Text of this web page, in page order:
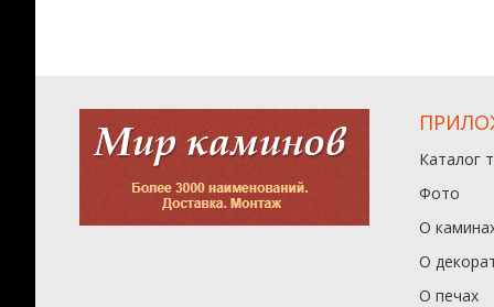
Каталог
Фото
О
О
О печах